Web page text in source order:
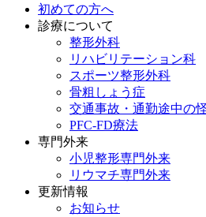
初めての方へ
診療について
整形外科
リハビリテーション科
スポーツ整形外科
骨粗しょう症
交通事故・通勤途中の
PFC-FD療法
専門外来
小児整形専門外来
リウマチ専門外来
更新情報
お知らせ